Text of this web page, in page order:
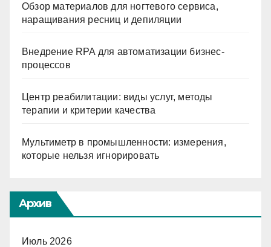
Обзор материалов для ногтевого сервиса,
наращивания ресниц и депиляции
Внедрение RPA для автоматизации бизнес-
процессов
Центр реабилитации: виды услуг, методы
терапии и критерии качества
Мультиметр в промышленности: измерения,
которые нельзя игнорировать
Архив
Июль 2026